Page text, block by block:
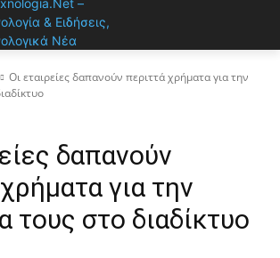
Οι εταιρείες δαπανούν περιττά χρήματα για την
δαπανούν
για την
τους στο διαδίκτυο